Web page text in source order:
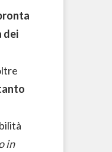
dei
in